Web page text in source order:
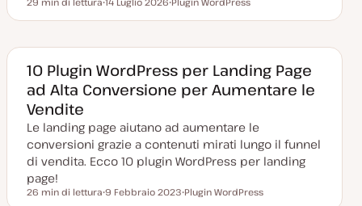
Tempo di lettura
a
a
g
g
i
o
a
a
r
o
e
n
t
o
10 Plugin WordPress per Landing Page
ad Alta Conversione per Aumentare le
Vendite
Le landing page aiutano ad aumentare le
conversioni grazie a contenuti mirati lungo il funnel
di vendita. Ecco 10 plugin WordPress per landing
page!
Tempo di lettura
26 min di lettura 9 Febbraio 2023 Plugin WordPress